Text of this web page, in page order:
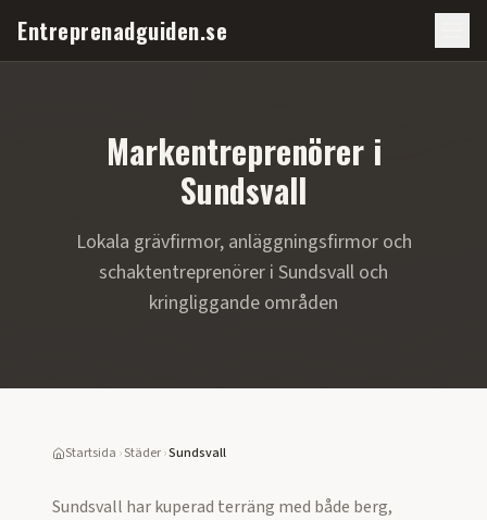
Entreprenadguiden.se
Markentreprenörer i
Sundsvall
Lokala grävfirmor, anläggningsfirmor och
schaktentreprenörer i Sundsvall och
kringliggande områden
Startsida ›Städer›Sundsvall
Sundsvall har kuperad terräng med både berg,